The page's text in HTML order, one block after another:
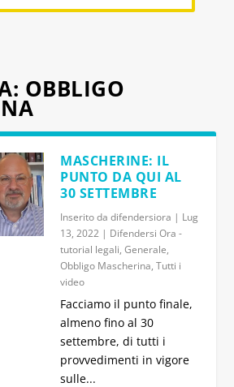
OBBLIGO
MASCHERINE: IL
PUNTO DA QUI AL
30 SETTEMBRE
Inserito da difendersiora | Lug
13, 2022 | Difendersi Ora -
tutorial legali, Generale,
Obbligo Mascherina, Tutti i
video
Facciamo il punto finale,
almeno fino al 30
settembre, di tutti i
provvedimenti in vigore
sulle...